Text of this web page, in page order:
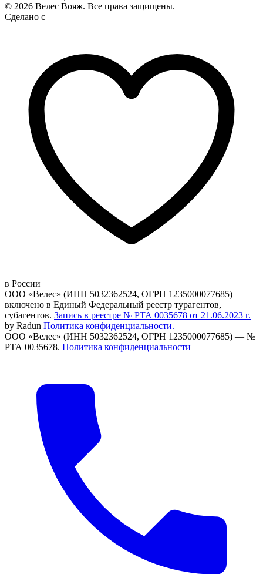
© 2026 Велес Вояж. Все права защищены.
Сделано с
в России
ООО «Велес» (ИНН 5032362524, ОГРН 1235000077685)
включено в Единый Федеральный реестр турагентов,
субагентов. Запись в реестре № РТА 0035678 от 21.06.2023 г.
by Radun Политика конфиденциальности.
ООО «Велес» (ИНН 5032362524, ОГРН 1235000077685) — №
РТА 0035678. Политика конфиденциальности